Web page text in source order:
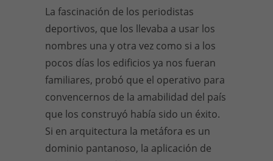
La fascinación de los periodistas
deportivos, que los llevaba a usar los
nombres una y otra vez como si a los
pocos días los edificios ya nos fueran
familiares, probó que el operativo para
convencernos de la amabilidad del país
que los construyó había sido un éxito.
Si en arquitectura la metáfora es un
dominio pantanoso, la aplicación de